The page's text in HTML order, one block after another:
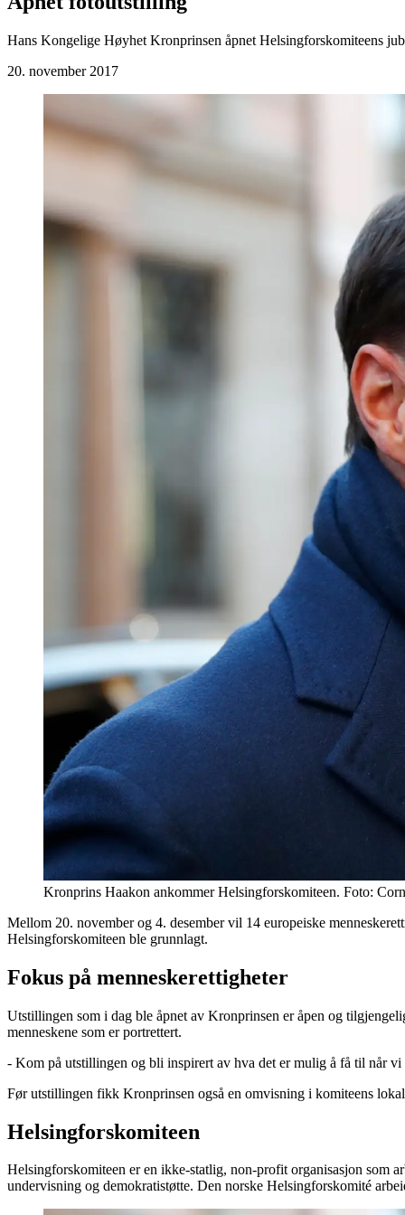
Hans Kongelige Høyhet Kronprinsen åpnet Helsingforskomiteens
20. november 2017
Kronprins Haakon ankommer Helsingforskomiteen. Foto:
Mellom 20. november og 4. desember vil 14 europeiske
Helsingforskomiteen ble grunnlagt.
Fokus på menneskerettigheter
Utstillingen som i dag ble åpnet av Kronprinsen er åpen og
menneskene som er portrettert.
- Kom på utstillingen og bli inspirert av hva det er mulig å få til når
Før utstillingen fikk Kronprinsen også en omvisning i komiteens
Helsingforskomiteen
Helsingforskomiteen er en ikke-statlig, non-profit organisasjon som
undervisning og demokratistøtte. Den norske Helsingforskomité